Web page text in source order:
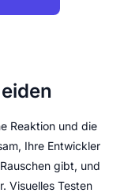
Reaktion und die
Ihre Entwickler
gibt, und
Visuelles Testen